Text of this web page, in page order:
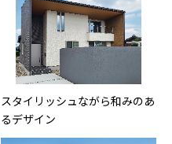
スタイリッシュながら和みのあ
るデザイン